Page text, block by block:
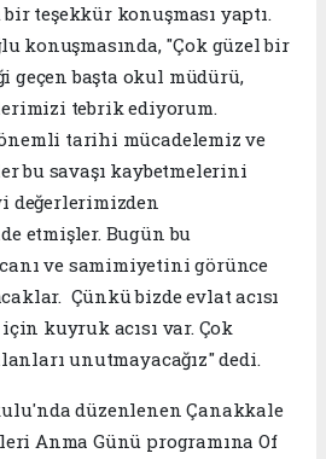
teşekkür konuşması yaptı.
konuşmasında, "Çok güzel bir
geçen başta okul müdürü,
tebrik ediyorum.
tarihi mücadelemiz ve
bu savaşı kaybetmelerini
değerlerimizden
etmişler. Bugün bu
ve samimiyetini görünce
Çünkü bizde evlat acısı
kuyruk acısı var. Çok
unutmayacağız" dedi.
düzenlenen Çanakkale
Anma Günü programına Of